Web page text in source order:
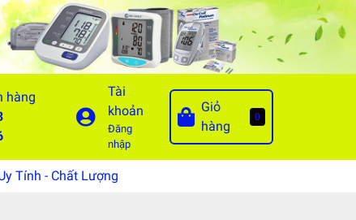
hàng
Tài
khoản
Đăng
nhập
Giỏ
hàng
0
Tính - Chất Lượng